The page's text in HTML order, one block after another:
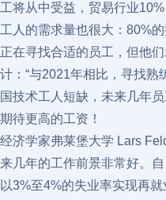
工将从中受益，贸易行业
工人的需求量也很大：80%
正在寻找合适的员工，但他
计：“与2021年相比，寻找
国技术工人短缺，未来几年
期待更高的工资！
经济学家弗莱堡大学 Lars
来几年的工作前景非常好。
以3%至4%的失业率实现再就